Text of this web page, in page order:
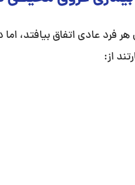
عادی اتفاق بیافتد، اما
از: